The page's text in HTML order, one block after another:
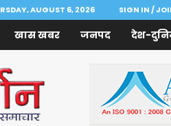
AUGUST 6, 2026 SIGN IN /
खास खबर जनपद देश-